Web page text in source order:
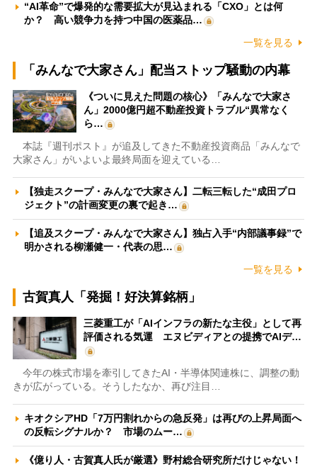
“AI革命”で爆発的な需要拡大が見込まれる「CXO」とは何
か？ 高い競争力を持つ中国の医薬品…
一覧を見る
「みんなで大家さん」配当ストップ騒動の内幕
《ついに見えた問題の核心》「みんなで大家さ
ん」2000億円超不動産投資トラブル“異常なく
ら…
本誌『週刊ポスト』が追及してきた不動産投資商品「みんなで
大家さん」がいよいよ最終局面を迎えている…
【独走スクープ・みんなで大家さん】二転三転した“成田プロ
ジェクト”の計画変更の裏で起き…
【追及スクープ・みんなで大家さん】独占入手“内部議事録”で
明かされる柳瀬健一・代表の思…
一覧を見る
古賀真人「発掘！好決算銘柄」
三菱重工が「AIインフラの新たな主役」として再
評価される気運 エヌビディアとの提携でAIデ…
今年の株式市場を牽引してきたAI・半導体関連株に、調整の動
きが広がっている。そうしたなか、再び注目…
キオクシアHD「7万円割れからの急反発」は再びの上昇局面へ
の反転シグナルか？ 市場のムー…
《億り人・古賀真人氏が厳選》野村総合研究所だけじゃない！